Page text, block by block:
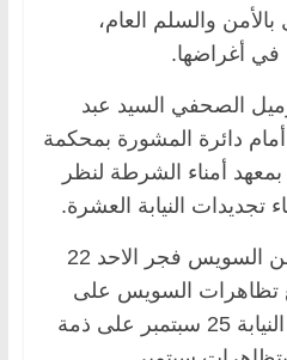
والسلم العام،
في أغراضها.
الصحفي السيد عبد
أمام دائرة المشورة بمحكمة
بمعهد أمناء الشرطة لنظر
تجديدات النيابة العشرة.
وتم القبض على السيد من السويس فجر الاحد 22
تظاهرات السويس على
صفحته وتم عرضه على النيابة 25 سبتمبر على ذمة